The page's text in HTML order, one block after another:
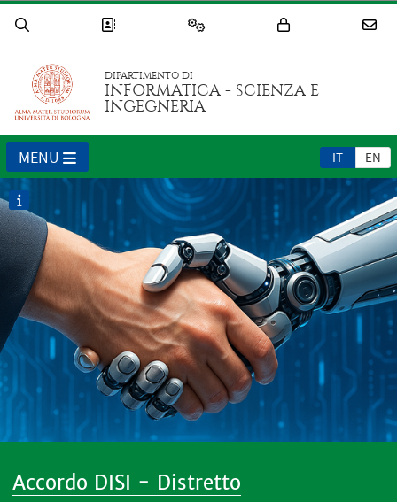
DIPARTIMENTO DI
INFORMATICA - SCIENZA E
INGEGNERIA
IT EN
MENU
Accordo DISI - Distretto